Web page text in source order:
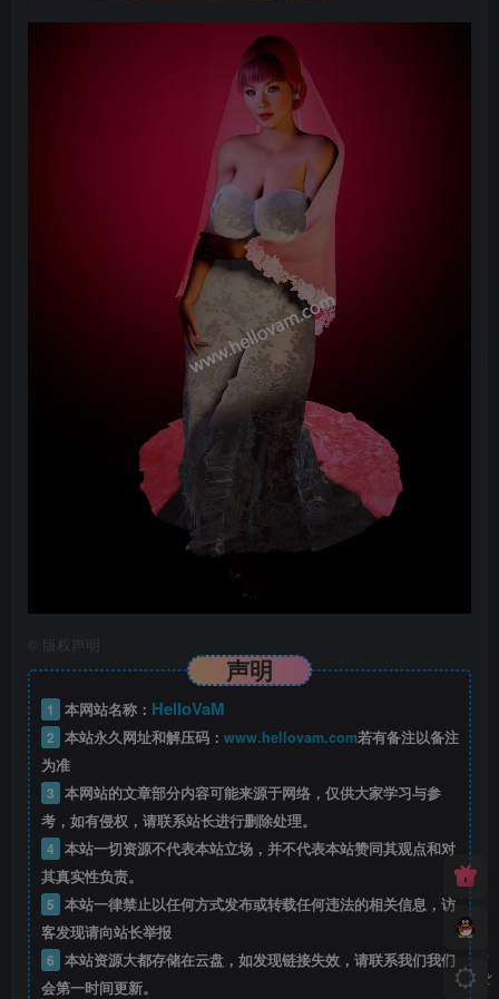
版权声明
声明
1 本网站名称： HelloVaM
2 本站永久网址和解压码： www.hellovam.com若有备注以备注
为准
3 本网站的文章部分内容可能来源于网络，仅供大家学习与参
考，如有侵权，请联系站长进行删除处理。
4 本站一切资源不代表本站立场，并不代表本站赞同其观点和对
其真实性负责。
5 本站一律禁止以任何方式发布或转载任何违法的相关信息，访
客发现请向站长举报
6 本站资源大都存储在云盘，如发现链接失效，请联系我们我们
会第一时间更新。